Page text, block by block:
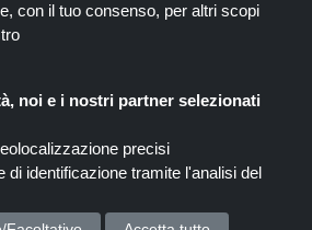
web all'interno del quale potrai trovare migliaia di
Codicegratuito.it o il suo staff non è autorizzato
di vendita che consegue dalle summenzionate
tuttavia, delle commissioni attraverso le
Codicegratuito. Tutti i Diritti Riservati.
con il tuo consenso, per altri scopi
noi e i nostri partner selezionati
precisi
di identificazione tramite l'analisi del
alle informazioni su un